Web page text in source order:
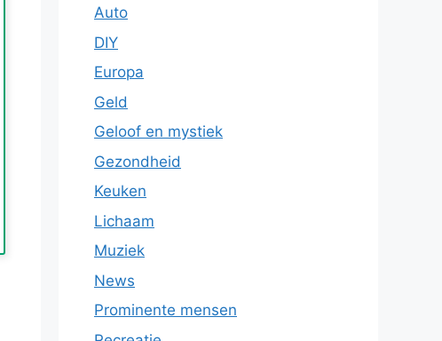
Auto
DIY
Europa
Geld
Geloof en mystiek
Gezondheid
Keuken
Lichaam
Muziek
News
Prominente mensen